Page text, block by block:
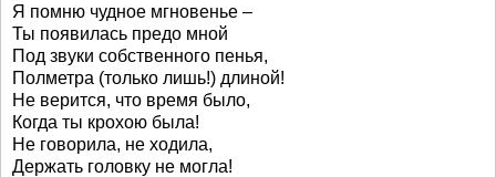
Я помню чудное мгновенье –
Ты появилась предо мной
Под звуки собственного пенья,
Полметра (только лишь!) длиной!
Не верится, что время было,
Когда ты крохою была!
Не говорила, не ходила,
Держать головку не могла!